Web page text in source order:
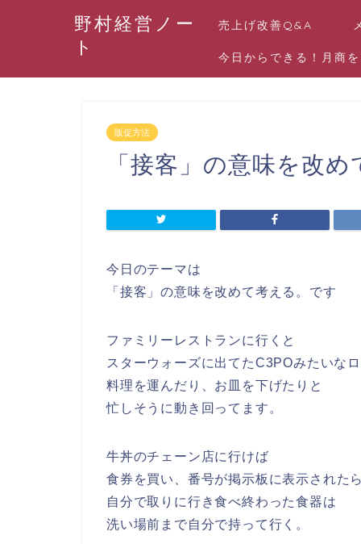
野村経営ノー
ト
売上げ改善Q&A
今日からできる！月商
販促方法
「接客」の意味を改め
今日のテーマは
「接客」の意味を改めて考える。です
ファミリーレストランに行くと
スターウォーズに出てたC3POみたいな
料理を運んだり、お皿を下げたりと
忙しそうに動き回ってます。
牛丼のチェーン店に行けば
食券を買い、番号が掲示板に表示されたら
自分で取りに行き食べ終わった食器は
洗い場前まで自分で持って行く。